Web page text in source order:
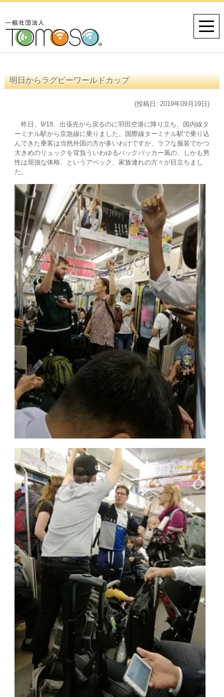
明日からラグビーワールドカップ
(投稿日: 2019年09月19日)
昨日、9/18、出張先から戻るのに羽田空港に降り立ち、国内線タ
ーミナル駅から京急線に乗りました。国際線ターミナル駅で乗り込
んできた乗客は当然外国の方が多いわけですが、ラフな服装でかつ
大きめのリュックを背負ういわゆるバックパッカー風の、しかも男
性は屈強な体格、というアベック、家族連れの方々が目立ちまし
た。